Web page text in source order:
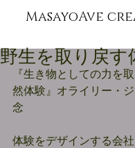
MasayoAve
野生を取り戻す
『生き物としての力を
然体験』オライリー・
念
体験をデザインする会社